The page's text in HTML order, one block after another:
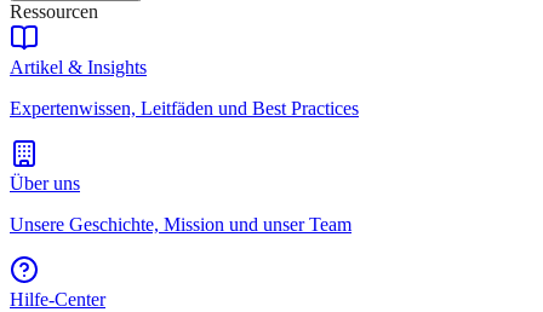
Ressourcen
Artikel & Insights
Expertenwissen, Leitfäden und Best Practices
Über uns
Unsere Geschichte, Mission und unser Team
Hilfe-Center